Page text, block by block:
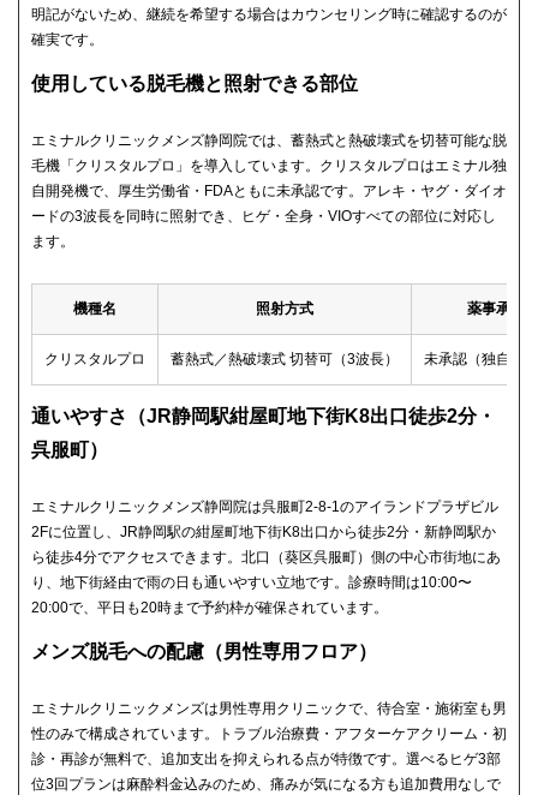
明記がないため、継続を希望する場合はカウンセリング時に確認するのが
確実です。
使用している脱毛機と照射できる部位
エミナルクリニックメンズ静岡院では、蓄熱式と熱破壊式を切替可能な脱
毛機「クリスタルプロ」を導入しています。クリスタルプロはエミナル独
自開発機で、厚生労働省・FDAともに未承認です。アレキ・ヤグ・ダイオ
ードの3波長を同時に照射でき、ヒゲ・全身・VIOすべての部位に対応し
ます。
機種名 照射方式 薬事承認
クリスタルプロ 蓄熱式／熱破壊式 切替可（3波長） 未承認（独自開
通いやすさ（JR静岡駅紺屋町地下街K8出口徒歩2分・
呉服町）
エミナルクリニックメンズ静岡院は呉服町2-8-1のアイランドプラザビル
2Fに位置し、JR静岡駅の紺屋町地下街K8出口から徒歩2分・新静岡駅か
ら徒歩4分でアクセスできます。北口（葵区呉服町）側の中心市街地にあ
り、地下街経由で雨の日も通いやすい立地です。診療時間は10:00〜
20:00で、平日も20時まで予約枠が確保されています。
メンズ脱毛への配慮（男性専用フロア）
エミナルクリニックメンズは男性専用クリニックで、待合室・施術室も男
性のみで構成されています。トラブル治療費・アフターケアクリーム・初
診・再診が無料で、追加支出を抑えられる点が特徴です。選べるヒゲ3部
位3回プランは麻酔料金込みのため、痛みが気になる方も追加費用なしで